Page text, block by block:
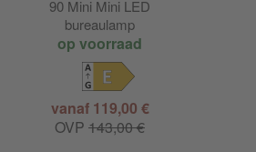
90 Mini Mini LED
bureaulamp
op voorraad
vanaf 119,00 €
OVP 143,00 €